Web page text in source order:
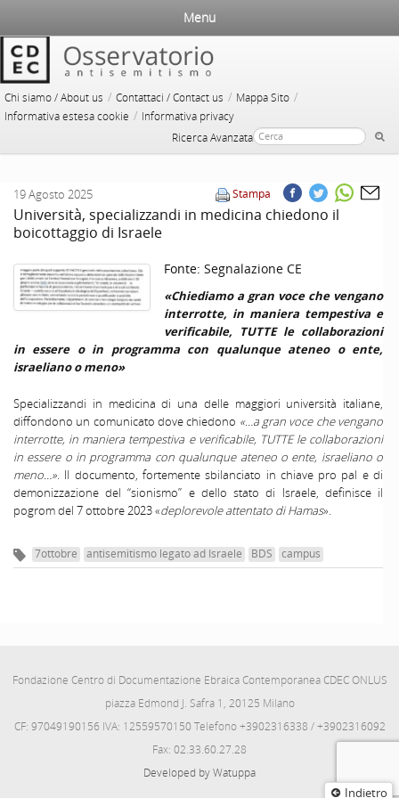
Chi siamo / About us / Contattaci / Contact us / Mappa Sito /
Informativa estesa cookie / Informativa privacy
Ricerca Avanzata
Menu
Indietro
Stampa
19 Agosto 2025
Università, specializzandi in medicina chiedono il
boicottaggio di Israele
Fonte: Segnalazione CE
«Chiediamo a gran voce che vengano
interrotte, in maniera tempestiva e
verificabile, TUTTE le collaborazioni
in essere o in programma con qualunque ateneo o ente,
israeliano o meno»
Specializzandi in medicina di una delle maggiori università italiane,
diffondono un comunicato dove chiedono «…a gran voce che vengano
interrotte, in maniera tempestiva e verificabile, TUTTE le collaborazioni
in essere o in programma con qualunque ateneo o ente, israeliano o
meno…». Il documento, fortemente sbilanciato in chiave pro pal e di
demonizzazione del “sionismo” e dello stato di Israele, definisce il
pogrom del 7 ottobre 2023 «deplorevole attentato di Hamas».
7ottobre antisemitismo legato ad Israele BDS campus
Fondazione Centro di Documentazione Ebraica Contemporanea CDEC ONLUS
piazza Edmond J. Safra 1, 20125 Milano
CF: 97049190156 IVA: 12559570150 Telefono +3902316338 / +3902316092
Fax: 02.33.60.27.28
Developed by Watuppa